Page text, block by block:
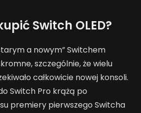
Switch OLED?
a nowym” Switchem
szczególnie, że wielu
całkowicie nowej konsoli.
Switch Pro krążą po
premiery pierwszego Switcha